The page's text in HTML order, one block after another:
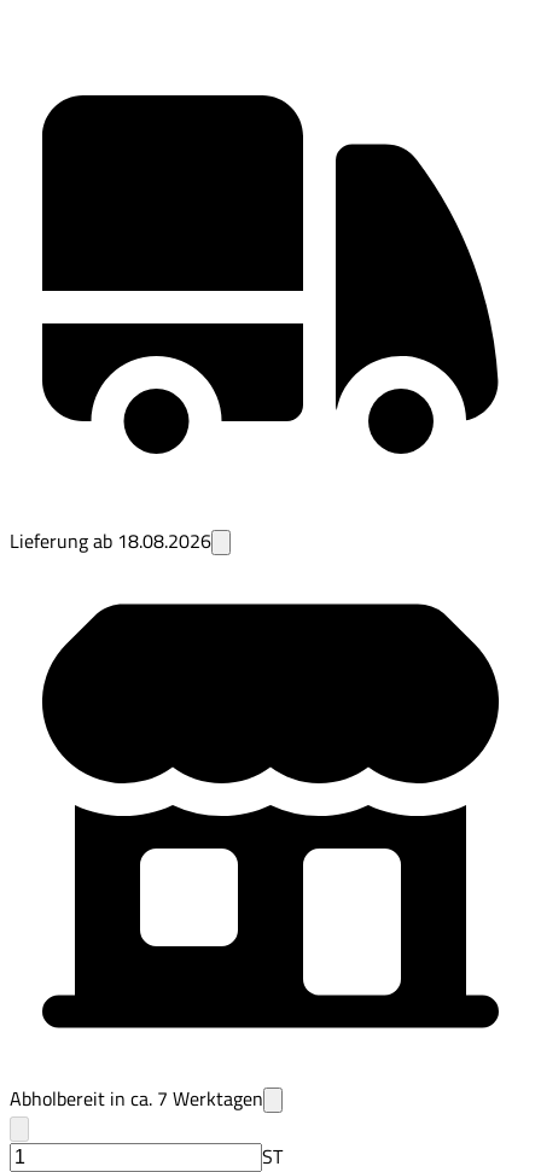
Lieferung ab 18.08.2026
Abholbereit in ca. 7 Werktagen
ST